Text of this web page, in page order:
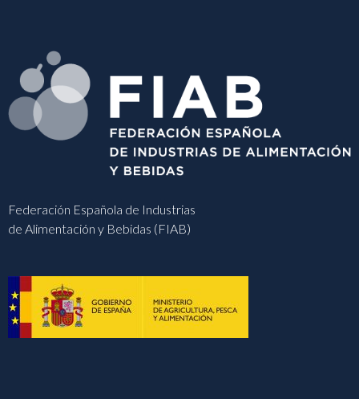
Federación Española de Industrias
de Alimentación y Bebidas (FIAB)